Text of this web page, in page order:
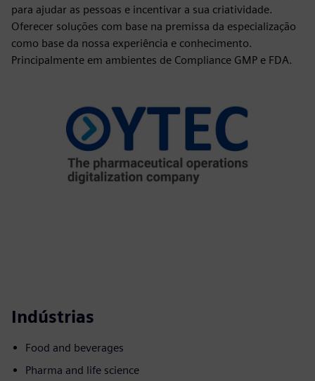
para ajudar as pessoas e incentivar a sua criatividade.
Oferecer soluções com base na premissa da especialização
como base da nossa experiência e conhecimento.
Principalmente em ambientes de Compliance GMP e FDA.
Indústrias
Food and beverages
Pharma and life science